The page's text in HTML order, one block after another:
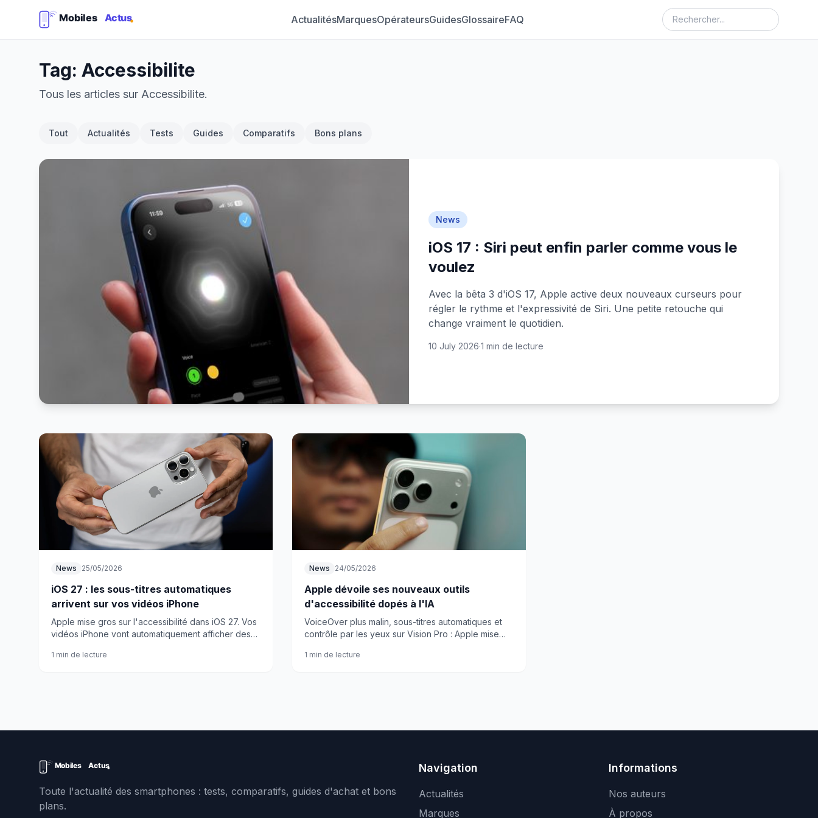
ActualitésMarquesOpérateursGuidesGlossaireFAQ
Tag: Accessibilite
Tous les articles sur Accessibilite.
Tout Actualités Tests Guides Comparatifs Bons plans
News
iOS 17 : Siri peut enfin parler comme vous le
voulez
Avec la bêta 3 d'iOS 17, Apple active deux nouveaux curseurs pour
régler le rythme et l'expressivité de Siri. Une petite retouche qui
change vraiment le quotidien.
10 July 2026·1 min de lecture
News 25/05/2026
iOS 27 : les sous-titres automatiques
arrivent sur vos vidéos iPhone
Apple mise gros sur l'accessibilité dans iOS 27. Vos
vidéos iPhone vont automatiquement afficher des
beaucoup d'utilisateurs.
1 min de lecture
News 24/05/2026
Apple dévoile ses nouveaux outils
d'accessibilité dopés à l'IA
VoiceOver plus malin, sous-titres automatiques et
contrôle par les yeux sur Vision Pro : Apple mise
accessibles.
1 min de lecture
Toute l'actualité des smartphones : tests, comparatifs, guides d'achat et bons
plans.
Navigation
Actualités
Marques
Informations
Nos auteurs
À propos